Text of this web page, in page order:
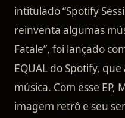
intitulado “Spotify
reinventa algumas
Fatale”, foi lançado
EQUAL do Spotify,
música. Com esse EP,
imagem retrô e seu